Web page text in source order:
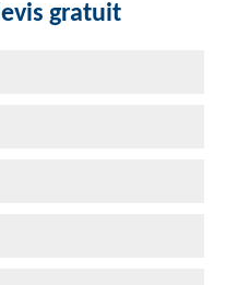
gratuit